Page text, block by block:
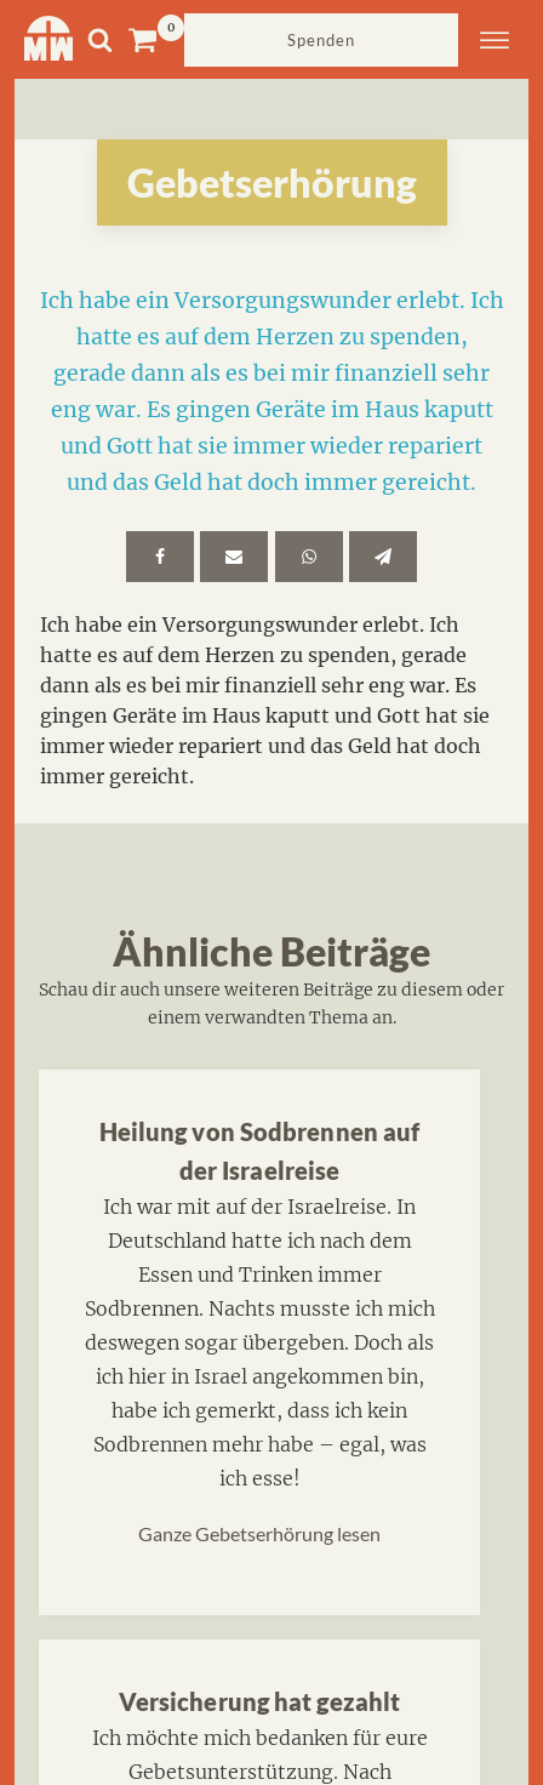
Spenden
Gebetserhörung
Ich habe ein Versorgungswunder erlebt. Ich
hatte es auf dem Herzen zu spenden,
gerade dann als es bei mir finanziell sehr
eng war. Es gingen Geräte im Haus kaputt
und Gott hat sie immer wieder repariert
und das Geld hat doch immer gereicht.
Ich habe ein Versorgungswunder erlebt. Ich
hatte es auf dem Herzen zu spenden, gerade
dann als es bei mir finanziell sehr eng war. Es
gingen Geräte im Haus kaputt und Gott hat sie
immer wieder repariert und das Geld hat doch
immer gereicht.
Ähnliche Beiträge
Schau dir auch unsere weiteren Beiträge zu diesem oder
einem verwandten Thema an.
Heilung von Sodbrennen auf
der Israelreise
Ich war mit auf der Israelreise. In
Deutschland hatte ich nach dem
Essen und Trinken immer
Sodbrennen. Nachts musste ich mich
deswegen sogar übergeben. Doch als
ich hier in Israel angekommen bin,
habe ich gemerkt, dass ich kein
Sodbrennen mehr habe – egal, was
ich esse!
Ganze Gebetserhörung lesen
Versicherung hat gezahlt
Ich möchte mich bedanken für eure
Gebetsunterstützung. Nach